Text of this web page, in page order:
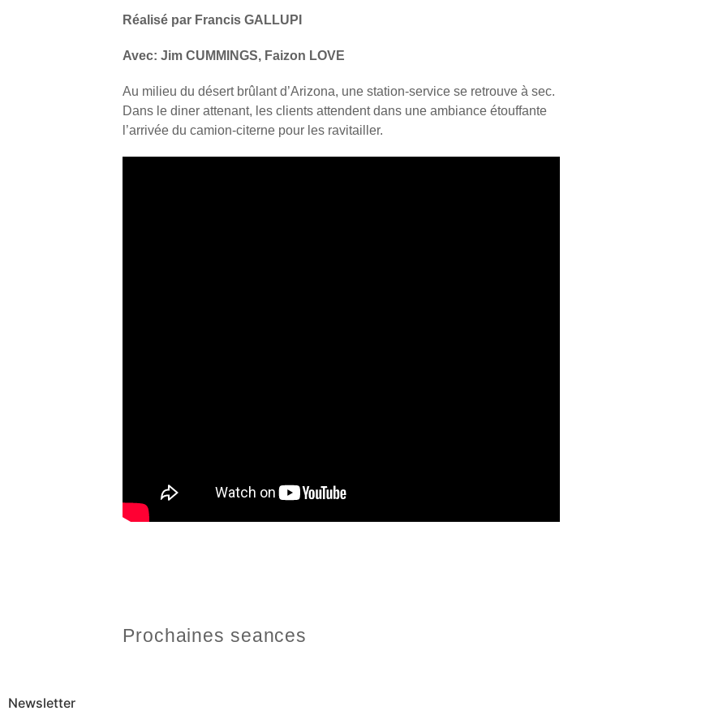
Réalisé par Francis GALLUPI
Avec: Jim CUMMINGS, Faizon LOVE
Au milieu du désert brûlant d’Arizona, une station-service se retrouve à sec.
Dans le diner attenant, les clients attendent dans une ambiance étouffante
l’arrivée du camion-citerne pour les ravitailler.
Prochaines seances
Newsletter